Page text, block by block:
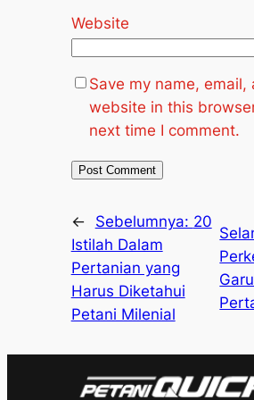
Website
Save my name, email,
website in this
next time I comment.
← Sebelumnya: 20
Istilah Dalam
Pertanian yang
Harus Diketahui
Petani Milenial